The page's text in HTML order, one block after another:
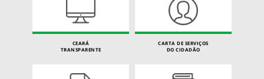
CEARÁ
TRANSPARENTE
CARTA DE SERVIÇOS
DO CIDADÃO